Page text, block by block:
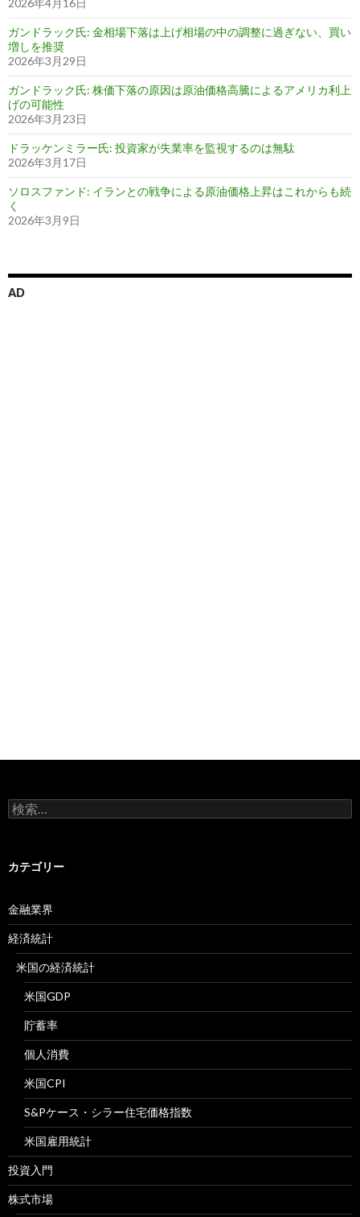
2026年4月16日
ガンドラック氏: 金相場下落は上げ相場の中の調整に過ぎない、買い
増しを推奨
2026年3月29日
ガンドラック氏: 株価下落の原因は原油価格高騰によるアメリカ利上
げの可能性
2026年3月23日
ドラッケンミラー氏: 投資家が失業率を監視するのは無駄
2026年3月17日
ソロスファンド: イランとの戦争による原油価格上昇はこれからも続
く
2026年3月9日
AD
検
索:
カテゴリー
金融業界
経済統計
米国の経済統計
米国GDP
貯蓄率
個人消費
米国CPI
S&Pケース・シラー住宅価格指数
米国雇用統計
投資入門
株式市場